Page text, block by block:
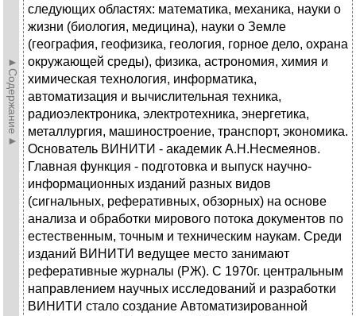
►Содержание►
следующих областях: математика, механика, науки о
жизни (биология, медицина), науки о Земле
(география, геофизика, геология, горное дело, охрана
окружающей среды), физика, астрономия, химия и
химическая технология, информатика,
автоматизация и вычислительная техника,
радиоэлектроника, электротехника, энергетика,
металлургия, машиностроение, транспорт, экономика.
Основатель ВИНИТИ - академик А.Н.Несмеянов.
Главная функция - подготовка и выпуск научно-
информационных изданий разных видов
(сигнальных, реферативных, обзорных) на основе
анализа и обработки мирового потока документов по
естественным, точным и техническим наукам. Среди
изданий ВИНИТИ ведущее место занимают
реферативные журналы (РЖ). С 1970г. центральным
направлением научных исследований и разработки
ВИНИТИ стало создание Автоматизированной